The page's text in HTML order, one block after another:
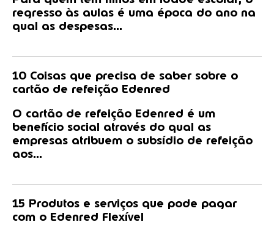
regresso às aulas é uma época do ano na
qual as despesas...
10 Coisas que precisa de saber sobre o
cartão de refeição Edenred
O cartão de refeição Edenred é um
benefício social através do qual as
empresas atribuem o subsídio de refeição
aos...
15 Produtos e serviços que pode pagar
com o Edenred Flexível